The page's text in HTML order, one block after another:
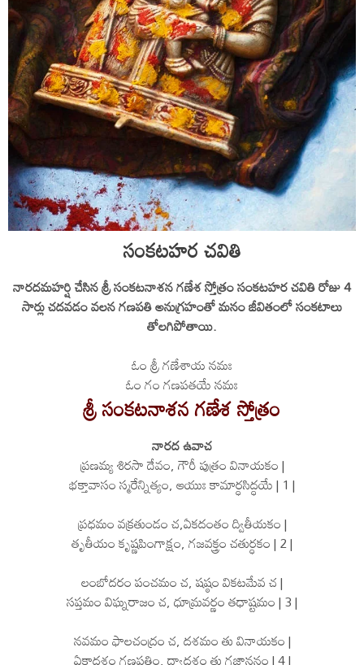
సంకటహర చవితి
నారదమహర్షి చేసిన శ్రీ సంకటనాశన గణేశ స్తోత్రం సంకటహర చవితి రోజు 4
సార్లు చదవడం వలన గణపతి అనుగ్రహంతో మనం జీవితంలో సంకటాలు
తోలగిపోతాయి.
ఓం శ్రీ గణేశాయ నమః
ఓం గం గణపతయే నమః
శ్రీ సంకటనాశన గణేశ స్తోత్రం
నారద ఉవాచ
ప్రణమ్య శిరసా దేవం, గౌరీ పుత్రం వినాయకం |
భక్తావాసం స్మరేన్నిత్యం, ఆయుః కామార్ధసిద్ధయే | 1 |
ప్రధమం వక్రతుండం చ,ఏకదంతం ద్వితీయకం |
తృతీయం కృష్ణపింగాక్షం, గజవక్త్రం చతుర్ధకం | 2 |
లంబోదరం పంచమం చ, షష్ఠం వికటమేవ చ |
సప్తమం విఘ్నరాజం చ, ధూమ్రవర్ణం తధాష్టమం | 3 |
నవమం ఫాలచంద్రం చ, దశమం తు వినాయకం |